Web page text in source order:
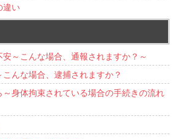
違い
～こんな場合、通報されますか？～
んな場合、逮捕されますか？
身体拘束されている場合の手続きの流れ